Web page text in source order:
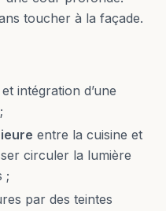
toucher à la façade.
intégration d’une
entre la cuisine et
circuler la lumière
;
par des teintes